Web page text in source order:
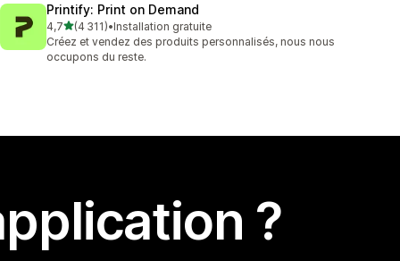
Printify: Print on Demand
4,7étoile(s) sur 5
(4 311)
4311 avis au total
•Installation gratuite
Créez et vendez des produits personnalisés, nous nous
occupons du reste.
?